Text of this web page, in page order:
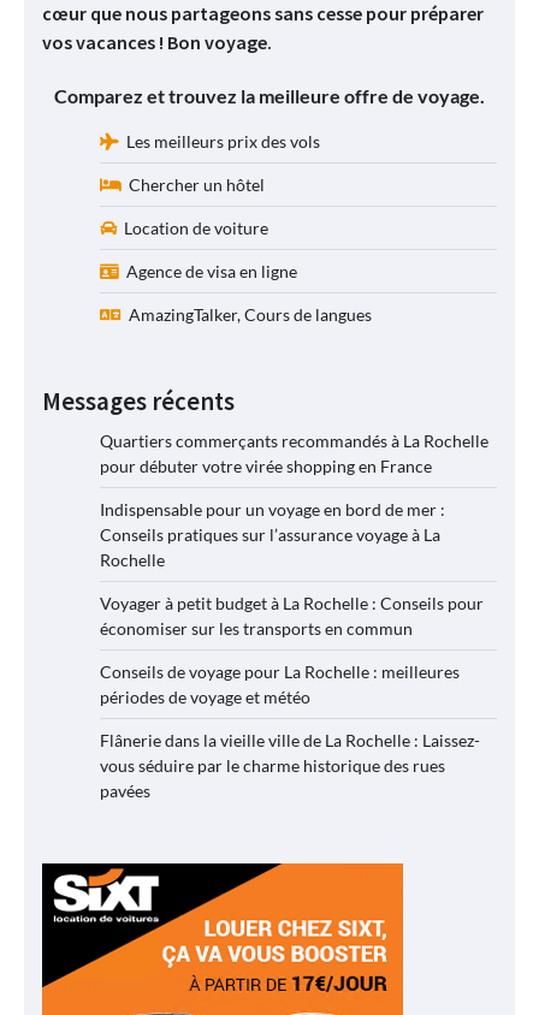
cœur que nous partageons sans cesse pour préparer
vos vacances ! Bon voyage.
Comparez et trouvez la meilleure offre de voyage.
Les meilleurs prix des vols
Chercher un hôtel
Location de voiture
Agence de visa en ligne
AmazingTalker, Cours de langues
Messages récents
Quartiers commerçants recommandés à La Rochelle
pour débuter votre virée shopping en France
Indispensable pour un voyage en bord de mer :
Conseils pratiques sur l’assurance voyage à La
Rochelle
Voyager à petit budget à La Rochelle : Conseils pour
économiser sur les transports en commun
Conseils de voyage pour La Rochelle : meilleures
périodes de voyage et météo
Flânerie dans la vieille ville de La Rochelle : Laissez-
vous séduire par le charme historique des rues
pavées